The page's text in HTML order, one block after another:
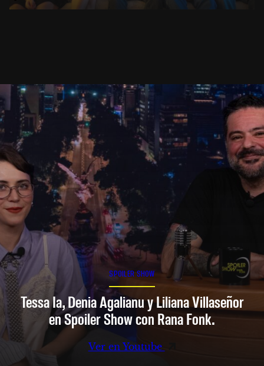
SPOILER SHOW
Tessa Ia, Denia Agalianu y Liliana Villaseñor
en Spoiler Show con Rana Fonk.
Ver en Youtube